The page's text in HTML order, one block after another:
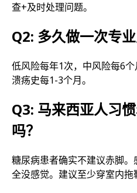
查+及时处理问题。
Q2: 多久做一次专业
低风险每年1次，中风险每6
溃疡史每1-3个月。
Q3: 马来西亚人习
吗？
糖尿病患者确实不建议赤脚
全没感觉。建议至少穿室内拖